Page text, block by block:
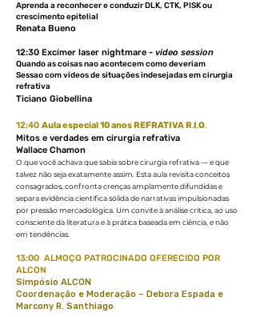
Aprenda a reconhecer e conduzir DLK, CTK, PISK ou
crescimento epitelial
Renata Bueno
12:30 Excimer laser nightmare - video session
Quando as coisas nao acontecem como deveriam
Sessao com videos de situações indesejadas em cirurgia
refrativa
Ticiano Giobellina
12:40 Aula especial 10 anos REFRATIVA R.I.O.
Mitos e verdades em cirurgia refrativa
Wallace Chamon
O que você achava que sabia sobre cirurgia refrativa — e que
talvez não seja exatamente assim. Esta aula revisita conceitos
consagrados, confronta crenças amplamente difundidas e
separa evidência científica sólida de narrativas impulsionadas
por pressão mercadológica. Um convite à análise crítica, ao uso
consciente da literatura e à prática baseada em ciência, e não
em tendências.
13:00 ALMOÇO PATROCINADO OFERECIDO POR
ALCON
Simpósio ALCON
Coordenação e Moderação – Debora Espada e
Marcony R. Santhiago